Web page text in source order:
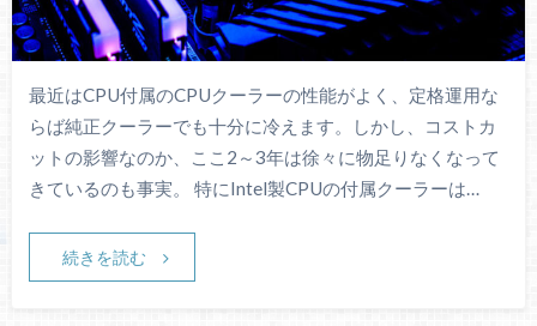
最近はCPU付属のCPUクーラーの性能がよく、定格運用な
らば純正クーラーでも十分に冷えます。しかし、コストカ
ットの影響なのか、ここ2～3年は徐々に物足りなくなって
きているのも事実。 特にIntel製CPUの付属クーラーは…
続きを読む